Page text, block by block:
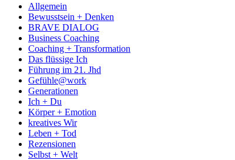
Allgemein
Bewusstsein + Denken
BRAVE DIALOG
Business Coaching
Coaching + Transformation
Das flüssige Ich
Führung im 21. Jhd
Gefühle@work
Generationen
Ich + Du
Körper + Emotion
kreatives Wir
Leben + Tod
Rezensionen
Selbst + Welt